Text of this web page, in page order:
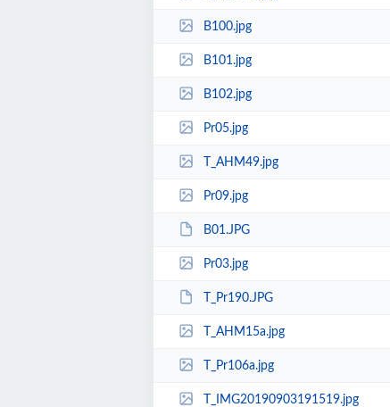
B100.jpg
B101.jpg
B102.jpg
Pr05.jpg
T_AHM49.jpg
Pr09.jpg
B01.JPG
Pr03.jpg
T_Pr190.JPG
T_AHM15a.jpg
T_Pr106a.jpg
T_IMG20190903191519.jpg